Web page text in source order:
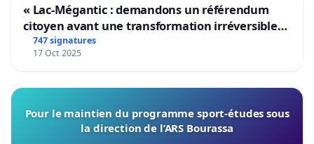
« Lac-Mégantic : demandons un référendum
citoyen avant une transformation irréversible
de notre territoire »
747 signatures
17 Oct 2025
Pour le maintien du programme sport-études sous
la direction de l’ARS Bourassa